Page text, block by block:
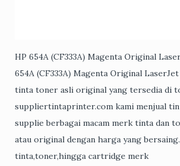
HP 654A (CF333A) Magenta Original
654A (CF333A) Magenta Original
tinta toner asli original yang tersedia di
suppliertintaprinter.com kami menjual
supplie berbagai macam merk tinta dan
atau original dengan harga yang
tinta,toner,hingga cartridge merk